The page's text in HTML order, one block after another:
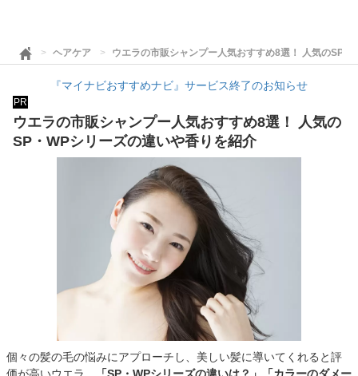
ヘアケア ウエラの市販シャンプー人気おすすめ8選！ 人気のSP
『マイナビおすすめナビ』サービス終了のお知らせ
PR
ウエラの市販シャンプー人気おすすめ8選！ 人気の
SP・WPシリーズの違いや香りを紹介
個々の髪の毛の悩みにアプローチし、美しい髪に導いてくれると評